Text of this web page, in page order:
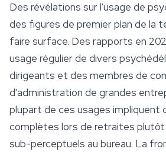
Des révélations sur l'usage de
des figures de premier plan de la
faire surface. Des rapports en
usage régulier de divers
dirigeants et des membres de
d'administration de grandes
plupart de ces usages impliquent
complètes lors de retraites
sub-perceptuels au bureau. La